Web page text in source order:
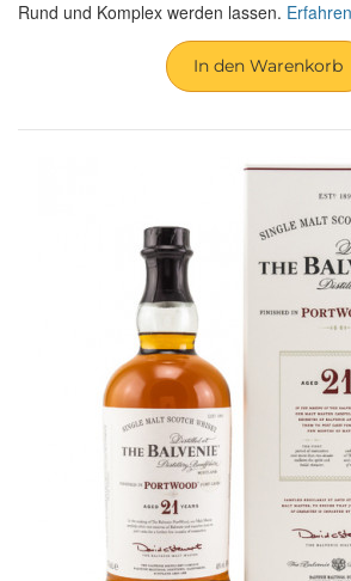
Rund und Komplex werden lassen.
In den Warenkorb